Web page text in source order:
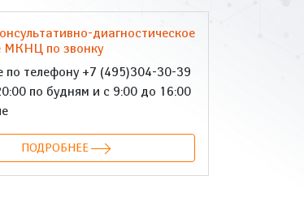
диагностическое
МКНЦ по звонку
по телефону +7 (495)304-30-39
по будням и с 9:00 до 16:00
ПОДРОБНЕЕ